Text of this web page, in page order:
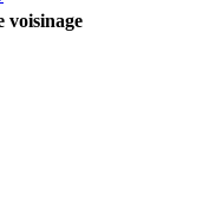
voisinage